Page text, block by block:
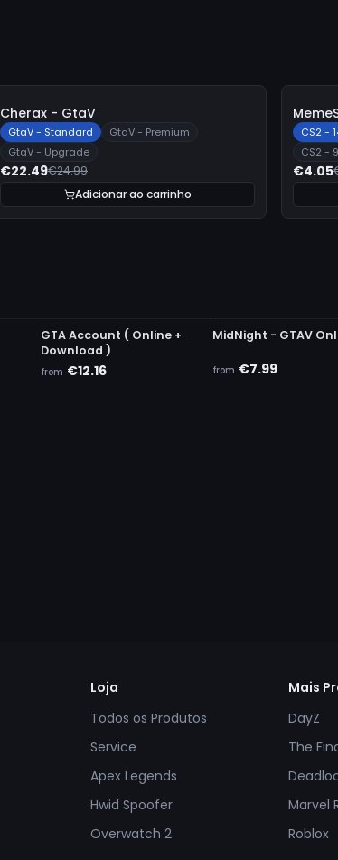
-
Cherax - GtaV
GtaV - Standard
GtaV - Premium
GtaV - Upgrade
€22.49€24.99
Adicionar ao carrinho
CS2 -
CS2 -
€4.05
GTA Account ( Online +
Download )
from €12.16
MidNight - GTAV
from €7.99
Loja
Todos os Produtos
Service
Apex Legends
Hwid Spoofer
Overwatch 2
Mais
DayZ
The
Marvel
Roblox